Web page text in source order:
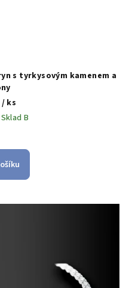
s tyrkysovým kamenem a
/ ks
B